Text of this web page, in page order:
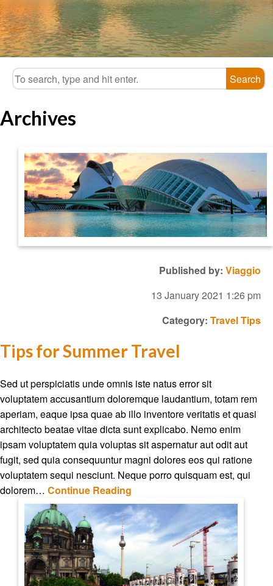
Search
Archives
Published by: Viaggio
13 January 2021 1:26 pm
Category: Travel Tips
Tips for Summer Travel
Sed ut perspiciatis unde omnis iste natus error sit
voluptatem accusantium doloremque laudantium, totam rem
aperiam, eaque ipsa quae ab illo inventore veritatis et quasi
architecto beatae vitae dicta sunt explicabo. Nemo enim
ipsam voluptatem quia voluptas sit aspernatur aut odit aut
fugit, sed quia consequuntur magni dolores eos qui ratione
voluptatem sequi nesciunt. Neque porro quisquam est, qui
dolorem… Continue Reading